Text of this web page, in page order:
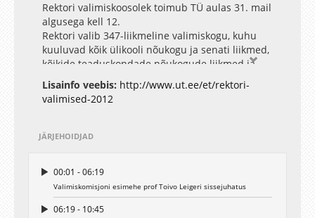
Rektori valimiskoosolek toimub TÜ aulas 31. mail
algusega kell 12.
Rektori valib 347-liikmeline valimiskogu, kuhu
kuuluvad kõik ülikooli nõukogu ja senati liikmed,
kõikide teaduskondade nõukogude liikmed ja
kõik ülikooli korralised professorid ning
juhtivteadurid. Valituks osutub kandidaat, kelle
poolt hääletab vähemalt 174 valimiskogu liiget.
Lisainfo veebis: http://www.ut.ee/et/rektori-
valimised-2012
JÄRJEHOIDJAD
00:01 - 06:19
Valimiskomisjoni esimehe prof Toivo Leigeri sissejuhatus
06:19 - 10:45